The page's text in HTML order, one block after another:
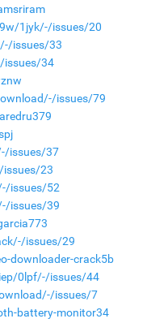
1jyk/-/issues/20
issues/33
34
issues/79
issues/37
23
issues/52
issues/39
issues/29
downloader-crack5b
0lpf/-/issues/44
issues/7
battery-monitor34